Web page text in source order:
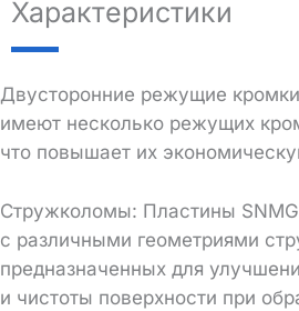
Характеристики
Двусторонние режущие
имеют несколько режущих
что повышает их
Стружколомы: Пластины
с различными геометриями
предназначенных для
и чистоты поверхности при